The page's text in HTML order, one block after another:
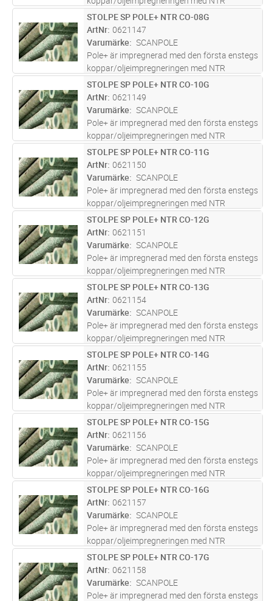
godkännande. En innovativ kombination av
olja, koppar och biocider utformad för att ge
en livslängd på över 40år. Pole+ h
ST Lägg i kundvagn
STOLPE SP POLE+ NTR CO-08G
ArtNr 0621147
Varumärke
SCANPOLE
Pole+ är impregnerad med den första enstegs
koppar/oljeimpregneringen med NTR
godkännande. En innovativ kombination av
olja, koppar och biocider utformad för att ge
en livslängd på över 40år. Pole+ h
ST Lägg i kundvagn
STOLPE SP POLE+ NTR CO-10G
ArtNr 0621149
Varumärke
SCANPOLE
Pole+ är impregnerad med den första enstegs
koppar/oljeimpregneringen med NTR
godkännande. En innovativ kombination av
olja, koppar och biocider utformad för att ge
en livslängd på över 40år. Pole+ h
ST Lägg i kundvagn
STOLPE SP POLE+ NTR CO-11G
ArtNr 0621150
Varumärke
SCANPOLE
Pole+ är impregnerad med den första enstegs
koppar/oljeimpregneringen med NTR
godkännande. En innovativ kombination av
olja, koppar och biocider utformad för att ge
en livslängd på över 40år. Pole+ h
ST Lägg i kundvagn
STOLPE SP POLE+ NTR CO-12G
ArtNr 0621151
Varumärke
SCANPOLE
Pole+ är impregnerad med den första enstegs
koppar/oljeimpregneringen med NTR
godkännande. En innovativ kombination av
olja, koppar och biocider utformad för att ge
en livslängd på över 40år. Pole+ h
ST Lägg i kundvagn
STOLPE SP POLE+ NTR CO-13G
ArtNr 0621154
Varumärke
SCANPOLE
Pole+ är impregnerad med den första enstegs
koppar/oljeimpregneringen med NTR
godkännande. En innovativ kombination av
olja, koppar och biocider utformad för att ge
en livslängd på över 40år. Pole+ h
ST Lägg i kundvagn
STOLPE SP POLE+ NTR CO-14G
ArtNr 0621155
Varumärke
SCANPOLE
Pole+ är impregnerad med den första enstegs
koppar/oljeimpregneringen med NTR
godkännande. En innovativ kombination av
olja, koppar och biocider utformad för att ge
en livslängd på över 40år. Pole+ h
ST Lägg i kundvagn
STOLPE SP POLE+ NTR CO-15G
ArtNr 0621156
Varumärke
SCANPOLE
Pole+ är impregnerad med den första enstegs
koppar/oljeimpregneringen med NTR
godkännande. En innovativ kombination av
olja, koppar och biocider utformad för att ge
en livslängd på över 40år. Pole+ h
ST Lägg i kundvagn
STOLPE SP POLE+ NTR CO-16G
ArtNr 0621157
Varumärke
SCANPOLE
Pole+ är impregnerad med den första enstegs
koppar/oljeimpregneringen med NTR
godkännande. En innovativ kombination av
olja, koppar och biocider utformad för att ge
en livslängd på över 40år. Pole+ h
ST Lägg i kundvagn
STOLPE SP POLE+ NTR CO-17G
ArtNr 0621158
Varumärke
SCANPOLE
Pole+ är impregnerad med den första enstegs